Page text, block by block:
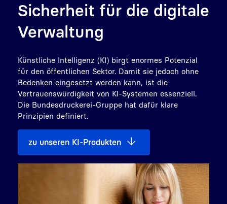
Sicherheit für die digitale
Verwaltung
Künstliche Intelligenz (KI) birgt enormes Potenzial
für den öffentlichen Sektor. Damit sie jedoch ohne
Bedenken eingesetzt werden kann, ist die
Vertrauenswürdigkeit von KI-Systemen essenziell.
Die Bundesdruckerei-Gruppe hat dafür klare
Prinzipien definiert.
zu unseren KI-Produkten